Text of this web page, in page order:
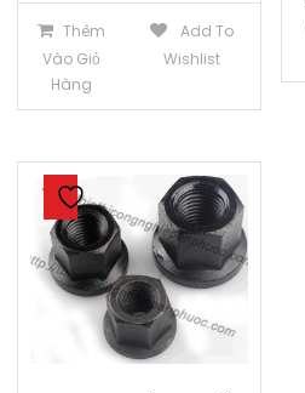
Thêm
Vào Giỏ
Hàng
Add To
Wishlist